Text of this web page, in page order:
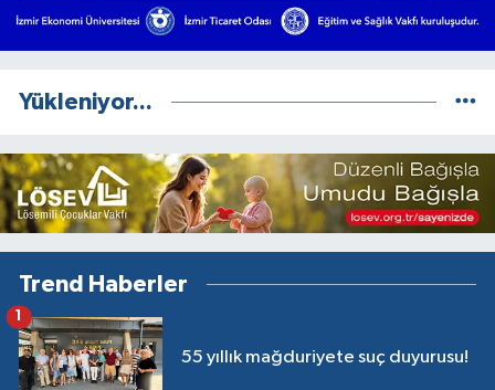
Yükleniyor...
Trend Haberler
55 yıllık mağduriyete suç duyurusu!
1